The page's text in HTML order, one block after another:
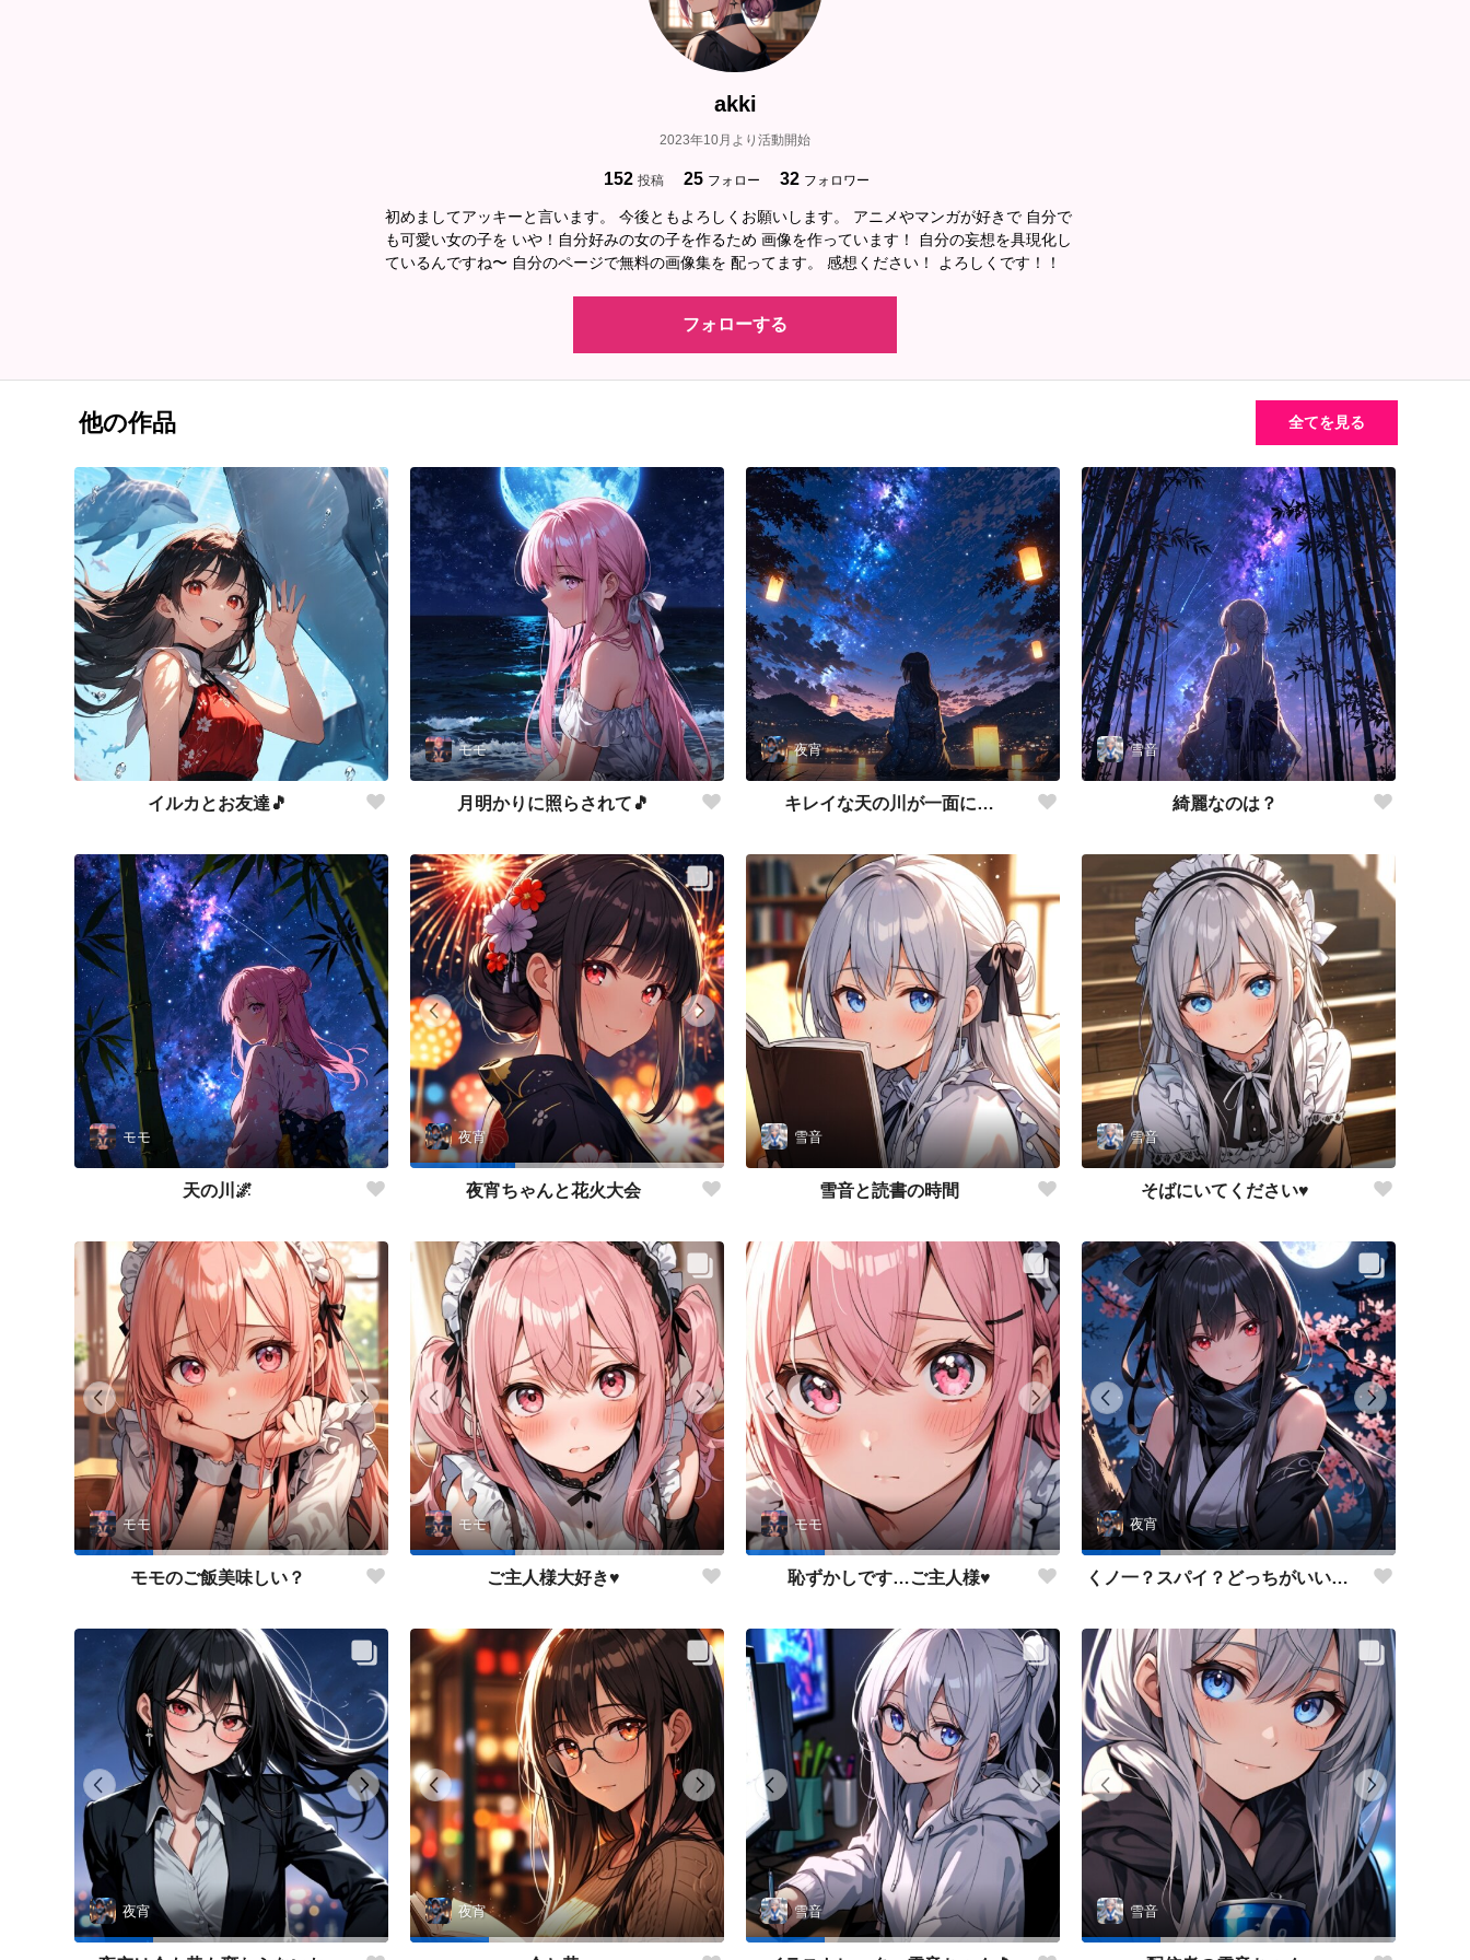
akki
2023年10月より活動開始
152 投稿 25 フォロー 32 フォロワー
初めましてアッキーと言います。 今後ともよろしくお願いします。 アニメやマンガが好きで 自分で
も可愛い女の子を いや！自分好みの女の子を作るため 画像を作っています！ 自分の妄想を具現化し
ているんですね〜 自分のページで無料の画像集を 配ってます。 感想ください！ よろしくです！！
フォローする
他の作品 全てを見る
イルカとお友達🎵
モモ
月明かりに照らされて🎵
夜宵
キレイな天の川が一面に…
雪音
綺麗なのは？
モモ
天の川🌌
夜宵
夜宵ちゃんと花火大会
雪音
雪音と読書の時間
雪音
そばにいてください♥
モモ
モモのご飯美味しい？
モモ
ご主人様大好き♥
モモ
恥ずかしです…ご主人様♥
夜宵
くノ一？スパイ？どっちがいいかな？
夜宵 夜宵 雪音 雪音